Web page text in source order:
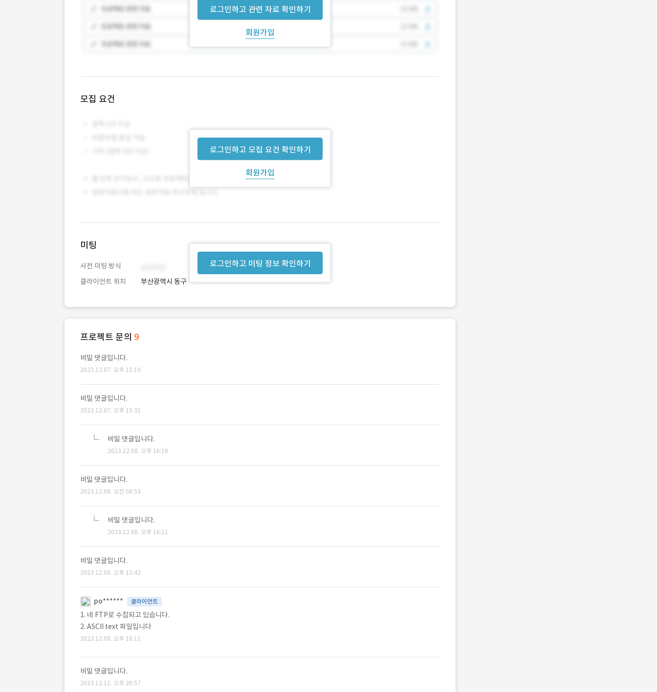
로그인하고 관련 자료 확인하기
회원가입
모집 요건
로그인하고 모집 요건 확인하기
회원가입
로그인하고 미팅 정보 확인하기
미팅
사전 미팅 방식
클라이언트 위치
부산광역시 동구
프로젝트 문의 9
비밀 댓글입니다.
2023.12.07. 오후 15:19
비밀 댓글입니다.
2023.12.07. 오후 15:31
비밀 댓글입니다.
2023.12.08. 오후 16:10
비밀 댓글입니다.
2023.12.08. 오전 08:53
비밀 댓글입니다.
2023.12.08. 오후 16:11
비밀 댓글입니다.
2023.12.08. 오후 12:42
po****** 클라이언트
1. 네 FTP로 수집되고 있습니다.
2. ASCII text 파일입니다
2023.12.08. 오후 16:11
비밀 댓글입니다.
2023.12.11. 오후 20:57